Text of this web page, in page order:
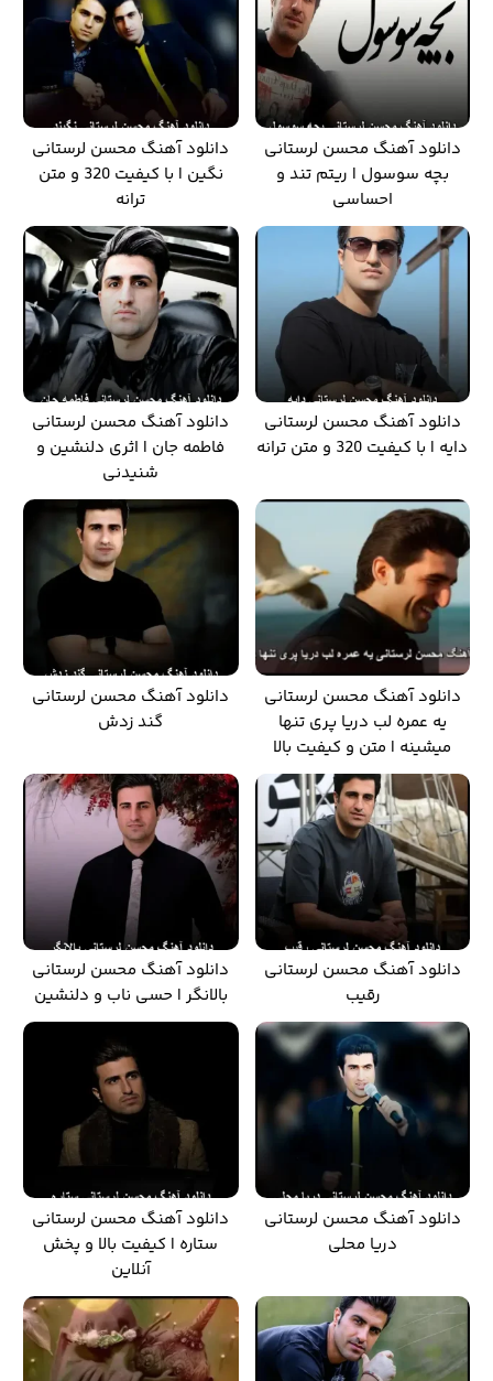
دانلود آهنگ محسن لرستانی
بچه سوسول | ریتم تند و
احساسی
دانلود آهنگ محسن لرستانی
نگین | با کیفیت 320 و متن
ترانه
دانلود آهنگ محسن لرستانی
دایه | با کیفیت 320 و متن ترانه
دانلود آهنگ محسن لرستانی
فاطمه جان | اثری دلنشین و
شنیدنی
دانلود آهنگ محسن لرستانی
یه عمره لب دریا پری تنها
میشینه | متن و کیفیت بالا
دانلود آهنگ محسن لرستانی
گند زدش
دانلود آهنگ محسن لرستانی
رقیب
دانلود آهنگ محسن لرستانی
بالانگر | حسی ناب و دلنشین
دانلود آهنگ محسن لرستانی
دریا محلی
دانلود آهنگ محسن لرستانی
ستاره | کیفیت بالا و پخش
آنلاین